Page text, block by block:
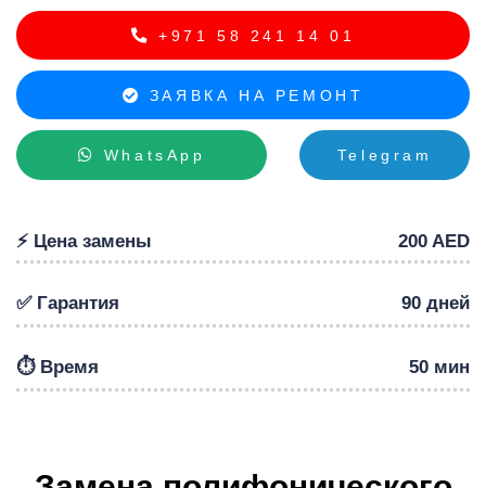
+971 58 241 14 01
ЗАЯВКА НА РЕМОНТ
WhatsApp Telegram
⚡️ Цена замены 200 AED
✅ Гарантия 90 дней
⏱️ Время 50 мин